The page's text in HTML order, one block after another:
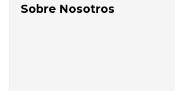
Sobre Nosotros